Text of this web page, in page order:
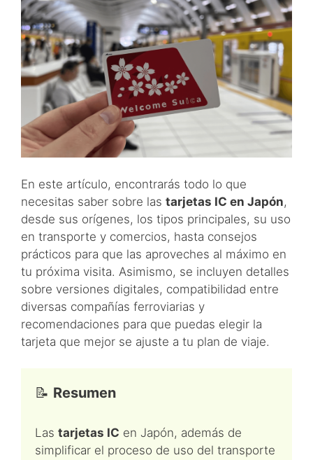
En este artículo, encontrarás todo lo que
necesitas saber sobre las tarjetas IC en Japón,
desde sus orígenes, los tipos principales, su uso
en transporte y comercios, hasta consejos
prácticos para que las aproveches al máximo en
tu próxima visita. Asimismo, se incluyen detalles
sobre versiones digitales, compatibilidad entre
diversas compañías ferroviarias y
recomendaciones para que puedas elegir la
tarjeta que mejor se ajuste a tu plan de viaje.
📝 Resumen
Las tarjetas IC en Japón, además de
simplificar el proceso de uso del transporte